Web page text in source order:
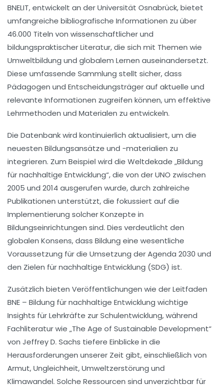
BNELIT, entwickelt an der Universität Osnabrück, bietet
umfangreiche bibliografische Informationen zu über
46.000 Titeln von wissenschaftlicher und
bildungspraktischer Literatur, die sich mit Themen wie
Umweltbildung und globalem Lernen auseinandersetzt.
Diese umfassende Sammlung stellt sicher, dass
Pädagogen und Entscheidungsträger auf aktuelle und
relevante Informationen zugreifen können, um effektive
Lehrmethoden und Materialen zu entwickeln.
Die Datenbank wird kontinuierlich aktualisiert, um die
neuesten Bildungsansätze und -materialien zu
integrieren. Zum Beispiel wird die Weltdekade „Bildung
für nachhaltige Entwicklung“, die von der UNO zwischen
2005 und 2014 ausgerufen wurde, durch zahlreiche
Publikationen unterstützt, die fokussiert auf die
Implementierung solcher Konzepte in
Bildungseinrichtungen sind. Dies verdeutlicht den
globalen Konsens, dass Bildung eine wesentliche
Voraussetzung für die Umsetzung derAgenda 2030 und
den Zielen für nachhaltige Entwicklung (SDG) ist.
Zusätzlich bieten Veröffentlichungen wie der Leitfaden
BNE – Bildung für nachhaltige Entwicklung wichtige
Insights für Lehrkräfte zur Schulentwicklung, während
Fachliteratur wie „The Age of Sustainable Development“
von Jeffrey D. Sachs tiefere Einblicke in die
Herausforderungen unserer Zeit gibt, einschließlich von
Armut,Ungleichheit,Umweltzerstörung und
Klimawandel. Solche Ressourcen sind unverzichtbar für